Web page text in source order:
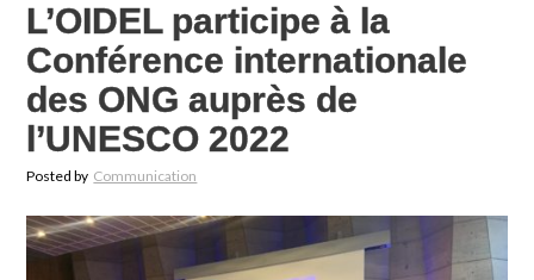
L’OIDEL participe à la
Conférence internationale
des ONG auprès de
l’UNESCO 2022
Posted by Communication